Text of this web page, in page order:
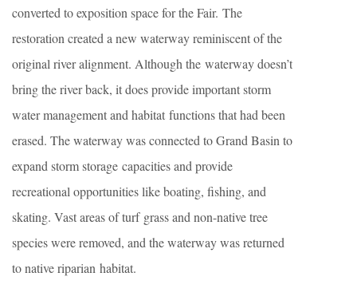
converted to exposition space for the Fair. The
restoration created a new waterway reminiscent of the
original river alignment. Although the waterway doesn’t
bring the river back, it does provide important storm
water management and habitat functions that had been
erased. The waterway was connected to Grand Basin to
expand storm storage capacities and provide
recreational opportunities like boating, fishing, and
skating. Vast areas of turf grass and non-native tree
species were removed, and the waterway was returned
to native riparian habitat.